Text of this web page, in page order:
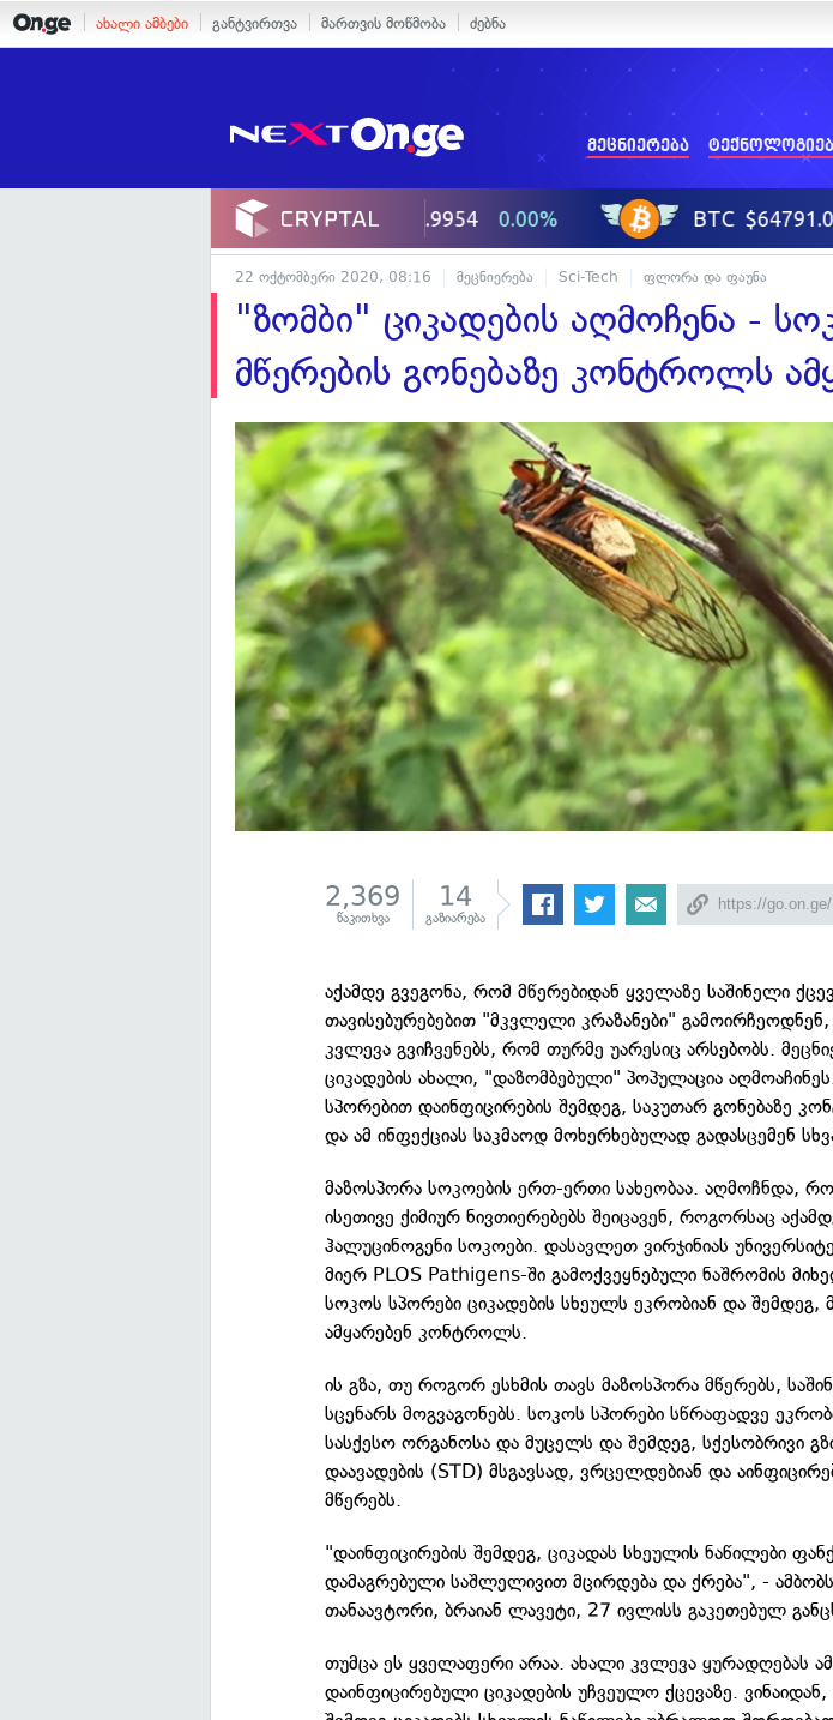
ახალი ამბები განტვირთვა მართვის მოწმობა ძებნა
მეცნიერება
22 ოქტომბერი 2020, 08:16 მეცნიერება Sci-Tech ფლორა და ფაუნა
"ზომბი" ციკადების აღმოჩენა -
მწერების გონებაზე კონტროლს
2,369
წაკითხვა
14
გაზიარება
აქამდე გვეგონა, რომ მწერებიდან ყველაზე საშინელი
თავისებურებებით "მკვლელი კრაზანები"
კვლევა გვიჩვენებს, რომ თურმე უარესიც არსებობს.
ციკადების ახალი, "დაზომბებული" პოპულაცია
სპორებით დაინფიცირების შემდეგ, საკუთარ გონებაზე
და ამ ინფექციას საკმაოდ მოხერხებულად გადასცემენ
მაზოსპორა სოკოების ერთ-ერთი სახეობაა. აღმოჩნდა,
ისეთივე ქიმიურ ნივთიერებებს შეიცავენ, როგორსაც
ჰალუცინოგენი სოკოები. დასავლეთ ვირჯინიას
მიერ PLOS Pathigens-ში გამოქვეყნებული ნაშრომის
სოკოს სპორები ციკადების სხეულს ეკრობიან და შემდეგ,
ამყარებენ კონტროლს.
ის გზა, თუ როგორ ესხმის თავს მაზოსპორა მწერებს,
სცენარს მოგვაგონებს. სოკოს სპორები სწრაფადვე
სასქესო ორგანოსა და მუცელს და შემდეგ, სქესობრივი
დაავადების (STD) მსგავსად, ვრცელდებიან და
მწერებს.
"დაინფიცირების შემდეგ, ციკადას სხეულის ნაწილები
დამაგრებული საშლელივით მცირდება და ქრება", -
თანაავტორი, ბრაიან ლავეტი, 27 ივლისს გაკეთებულ
თუმცა ეს ყველაფერი არაა. ახალი კვლევა ყურადღებას
დაინფიცირებული ციკადების უჩვეულო ქცევაზე. ვინაიდან,